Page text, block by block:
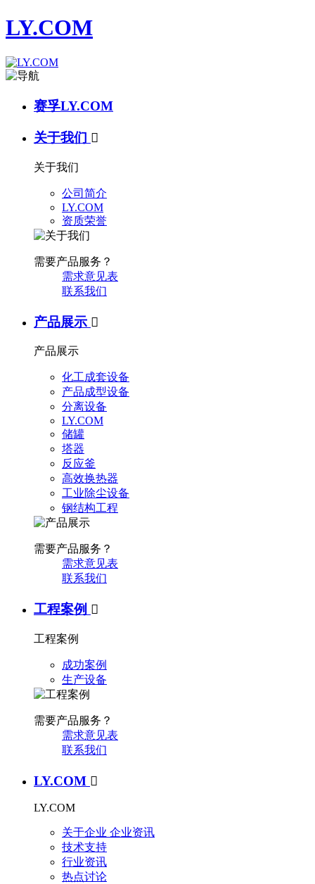
LY.COM
赛孚LY.COM
关于我们 
关于我们
公司简介
LY.COM
资质荣誉
需要产品服务？
需求意见表
联系我们
产品展示 
产品展示
化工成套设备
产品成型设备
分离设备
LY.COM
储罐
塔器
反应釜
高效换热器
工业除尘设备
钢结构工程
需要产品服务？
需求意见表
联系我们
工程案例 
工程案例
成功案例
生产设备
需要产品服务？
需求意见表
联系我们
LY.COM 
LY.COM
关于企业 企业资讯
技术支持
行业资讯
热点讨论